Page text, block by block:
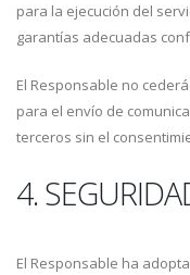
para la ejecución del
garantías adecuadas
El Responsable no
para el envío de
terceros sin el
4.
El Responsable ha